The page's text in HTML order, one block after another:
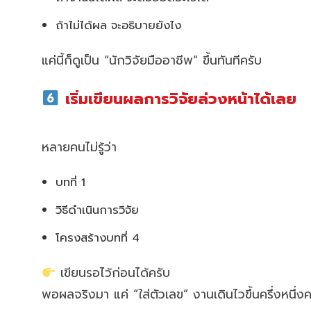
ถ้าไม่ได้ผล จะอธิบายยังไง
แค่นี้ก็ดูเป็น “นักวิจัยมืออาชีพ” ขึ้นทันทีครับ
เริ่มเขียนผลการวิจัยล่วงหน้าได้เลย
หลายคนไม่รู้ว่า
บทที่ 1
วิธีดำเนินการวิจัย
โครงสร้างบทที่ 4
เขียนรอไว้ก่อนได้ครับ
พอผลจริงมา แค่ “ใส่ตัวเลข” งานเดินไวขึ้นครึ่งหนึ่ง